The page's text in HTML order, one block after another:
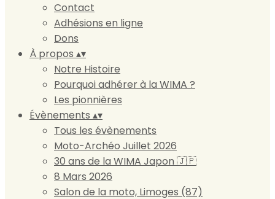
Contact
Adhésions en ligne
Dons
À propos ▴▾
Notre Histoire
Pourquoi adhérer à la WIMA ?
Les pionnières
Évènements ▴▾
Tous les évènements
Moto-Archéo Juillet 2026
30 ans de la WIMA Japon 🇯🇵
8 Mars 2026
Salon de la moto, Limoges (87)